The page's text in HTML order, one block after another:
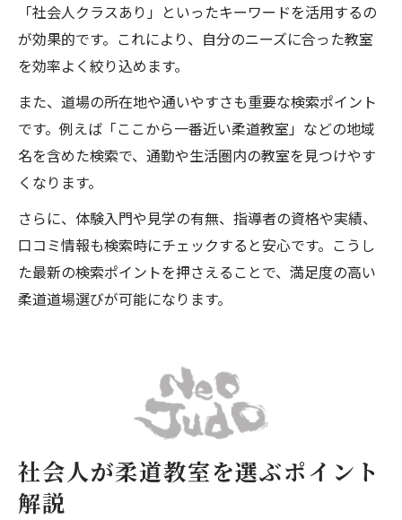
「社会人クラスあり」といったキーワードを活用するの
が効果的です。これにより、自分のニーズに合った教室
を効率よく絞り込めます。
また、道場の所在地や通いやすさも重要な検索ポイント
です。例えば「ここから一番近い柔道教室」などの地域
名を含めた検索で、通勤や生活圏内の教室を見つけやす
くなります。
さらに、体験入門や見学の有無、指導者の資格や実績、
口コミ情報も検索時にチェックすると安心です。こうし
た最新の検索ポイントを押さえることで、満足度の高い
柔道道場選びが可能になります。
社会人が柔道教室を選ぶポイント
解説